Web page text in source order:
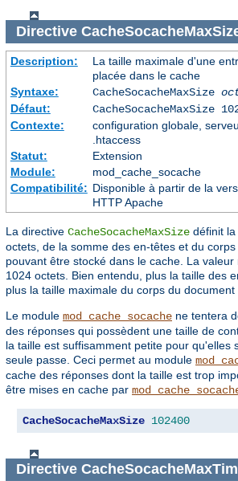
Directive
Description:
La taille maximale d'une
placée dans le cache
Syntaxe:
CacheSocacheMaxSize
Défaut:
CacheSocacheMaxSize
Contexte:
configuration globale,
.htaccess
Statut:
Extension
Module:
mod_cache_socache
Compatibilité: Disponible à partir de la
HTTP Apache
La directive CacheSocacheMaxSize définit
octets, de la somme des en-têtes et du
pouvant être stocké dans le cache. La valeur
1024 octets. Bien entendu, plus la taille des
plus la taille maximale du corps du
Le module mod_cache_socache ne tentera
des réponses qui possèdent une taille de
la taille est suffisamment petite pour qu'elles
seule passe. Ceci permet au module
cache des réponses dont la taille est trop
être mises en cache par
CacheSocacheMaxSize 102400
Directive